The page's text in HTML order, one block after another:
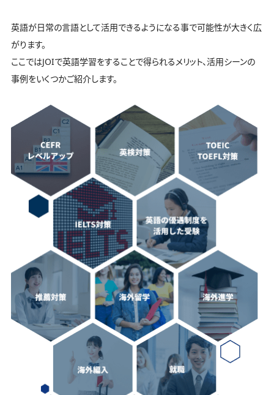
英語が日常の言語として活用できるようになる事で可能性が大きく広
がります。
ここではJOIで英語学習をすることで得られるメリット、活用シーンの
事例をいくつかご紹介します。